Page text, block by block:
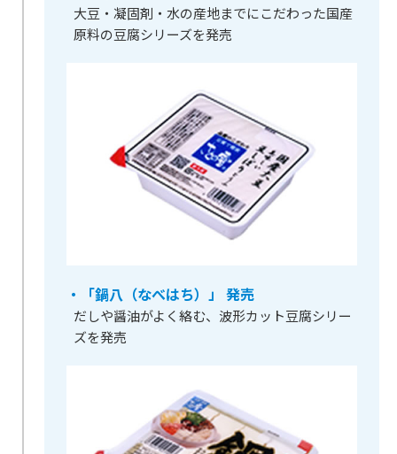
大豆・凝固剤・水の産地までにこだわった国産
原料の豆腐シリーズを発売
・「鍋八（なべはち）」 発売
だしや醤油がよく絡む、波形カット豆腐シリー
ズを発売